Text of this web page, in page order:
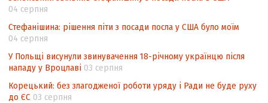
04 серпня
Стефанішина: рішення піти з посади посла у США було моїм
04 серпня
У Польщі висунули звинувачення 18-річному українцю після
нападу у Вроцлаві 03 серпня
Корецький: без злагодженої роботи уряду і Ради не буде руху
до ЄС 03 серпня